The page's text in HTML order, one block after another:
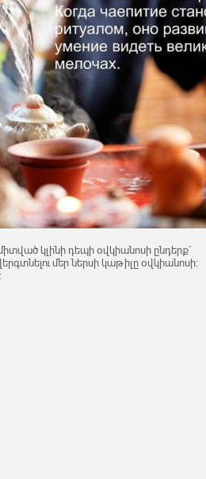
կլինի դեպի օվկիանոսի ընդերք`
մեր ներսի կաթիլը օվկիանոսի: